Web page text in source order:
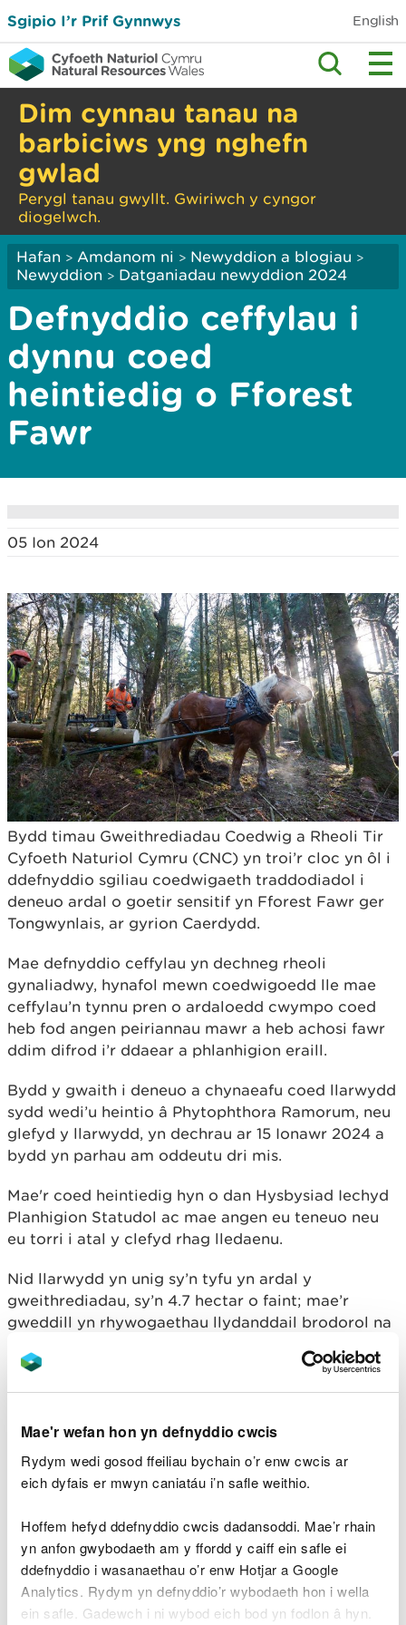
Mae'r wefan hon yn defnyddio cwcis
Rydym wedi gosod ffeiliau bychain o’r enw cwcis ar
eich dyfais er mwyn caniatáu i’n safle weithio.
Hoffem hefyd ddefnyddio cwcis dadansoddi. Mae’r rhain
yn anfon gwybodaeth am y ffordd y caiff ein safle ei
ddefnyddio i wasanaethau o’r enw Hotjar a Google
Analytics. Rydym yn defnyddio’r wybodaeth hon i wella
ein safle. Gadewch i ni wybod eich bod yn fodlon â hyn.
Sgipio I’r Prif Gynnwys English
Dim cynnau tanau na
barbiciws yng nghefn
gwlad
Perygl tanau gwyllt. Gwiriwch y cyngor
diogelwch.
Hafan > Amdanom ni > Newyddion a blogiau >
Newyddion > Datganiadau newyddion 2024
Defnyddio ceffylau i
dynnu coed
heintiedig o Fforest
Fawr
05 Ion 2024
Bydd timau Gweithrediadau Coedwig a Rheoli Tir
Cyfoeth Naturiol Cymru (CNC) yn troi’r cloc yn ôl i
ddefnyddio sgiliau coedwigaeth traddodiadol i
deneuo ardal o goetir sensitif yn Fforest Fawr ger
Tongwynlais, ar gyrion Caerdydd.
Mae defnyddio ceffylau yn dechneg rheoli
gynaliadwy, hynafol mewn coedwigoedd lle mae
ceffylau’n tynnu pren o ardaloedd cwympo coed
heb fod angen peiriannau mawr a heb achosi fawr
ddim difrod i’r ddaear a phlanhigion eraill.
Bydd y gwaith i deneuo a chynaeafu coed llarwydd
sydd wedi’u heintio â Phytophthora Ramorum, neu
glefyd y llarwydd, yn dechrau ar 15 Ionawr 2024 a
bydd yn parhau am oddeutu dri mis.
Mae'r coed heintiedig hyn o dan Hysbysiad Iechyd
Planhigion Statudol ac mae angen eu teneuo neu
eu torri i atal y clefyd rhag lledaenu.
Nid llarwydd yn unig sy’n tyfu yn ardal y
gweithrediadau, sy’n 4.7 hectar o faint; mae’r
gweddill yn rhywogaethau llydanddail brodorol na
torri a symud coed manwl gywir er mwyn lleihau
canopi llydanddail gynyddu. Fel Safle Coetir
Hynafol a Blannwyd, bydd y gwaith hwn yn helpu i
Bydd ceffylau, cerbydau ceffylau, darpariaethau
lles ac offer cysylltiedig yn cael eu cadw ar y safle
trwy gydol y gwaith.